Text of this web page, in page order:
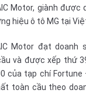
Motor, giành được
hiệu ô tô MG tại
Motor đạt doanh
và được xếp thứ
của tạp chí
toàn cầu theo